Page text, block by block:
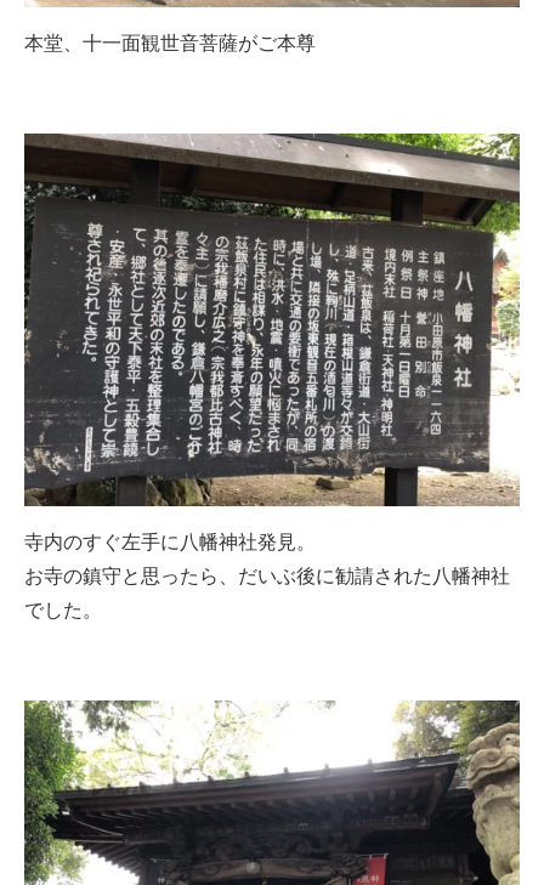
本堂、十一面観世音菩薩がご本尊
寺内のすぐ左手に八幡神社発見。
お寺の鎮守と思ったら、だいぶ後に勧請された八幡神社
でした。